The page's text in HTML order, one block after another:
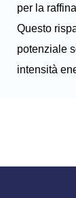
per la
Questo
potenziale
intensità